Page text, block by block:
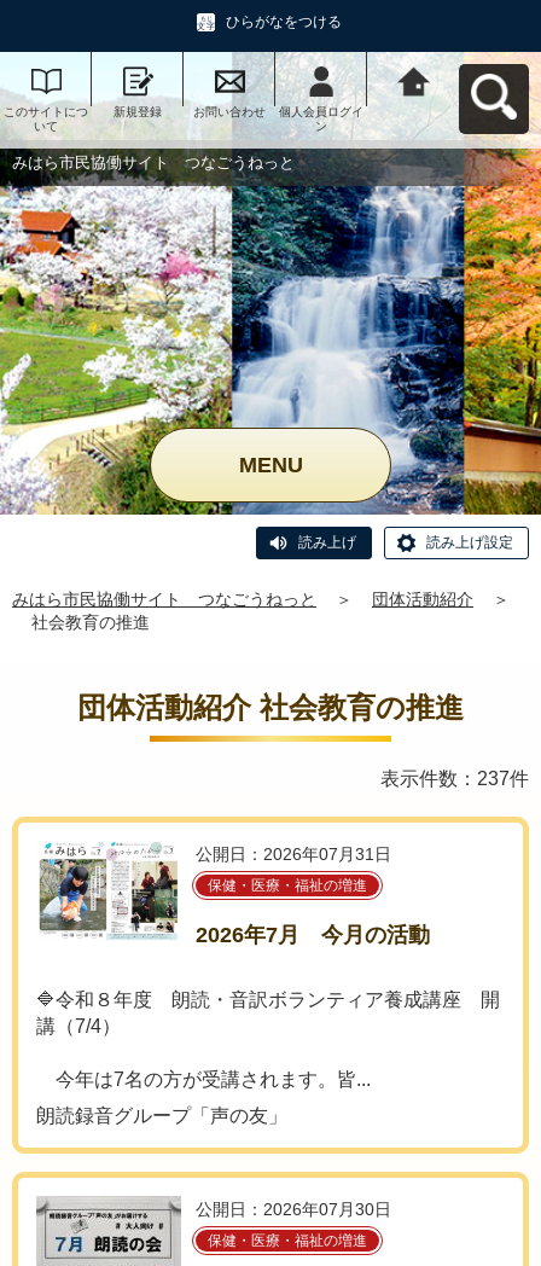
ひらがなをつける
このサイトにつ
いて
新規登録 お問い合わせ
個人会員ログイ
ン
みはら市民協働
サイト つなご
うねっとへ戻る
みはら市民協働サイト つなごうねっと
MENU
読み上げ 読み上げ設定
みはら市民協働サイト つなごうねっと ＞ 団体活動紹介
＞
社会教育の推進
団体活動紹介 社会教育の推進
表示件数：237件
公開日：2026年07月31日
保健・医療・福祉の増進
2026年7月 今月の活動
🔷令和８年度 朗読・音訳ボランティア養成講座 開
講（7/4）
今年は7名の方が受講されます。皆...
朗読録音グループ「声の友」
公開日：2026年07月30日
保健・医療・福祉の増進